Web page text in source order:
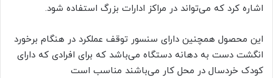
اشاره کرد که می‌تواند در مراکز ادارات بزرگ استفاده شود.
این محصول همچنین دارای سنسور توقف عملکرد در هنگام برخورد
انگشت دست به دهانه دستگاه می‌باشد که برای افرادی که دارای
کودک خردسال در محل کار می‌باشند مناسب است